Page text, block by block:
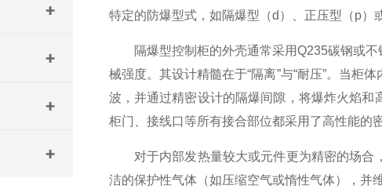
特定的防爆型式，如隔爆型（d）、正压型（p）
隔爆型控制柜的外壳通常采用Q235碳钢或不
械强度。其设计精髓在于“隔离”与“耐压”。当柜
波，并通过精密设计的隔爆间隙，将爆炸火焰和
柜门、接线口等所有接合部位都采用了高性能的
对于内部发热量较大或元件更为精密的场合
洁的保护性气体（如压缩空气或惰性气体），并